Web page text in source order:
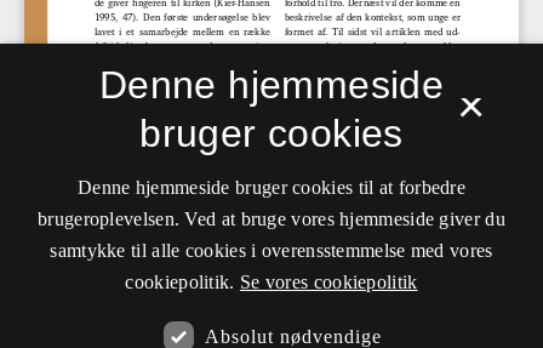
×
Denne hjemmeside
bruger cookies
Denne hjemmeside bruger cookies til at forbedre
brugeroplevelsen. Ved at bruge vores hjemmeside giver du
samtykke til alle cookies i overensstemmelse med vores
cookiepolitik. Se vores cookiepolitik
Absolut nødvendige